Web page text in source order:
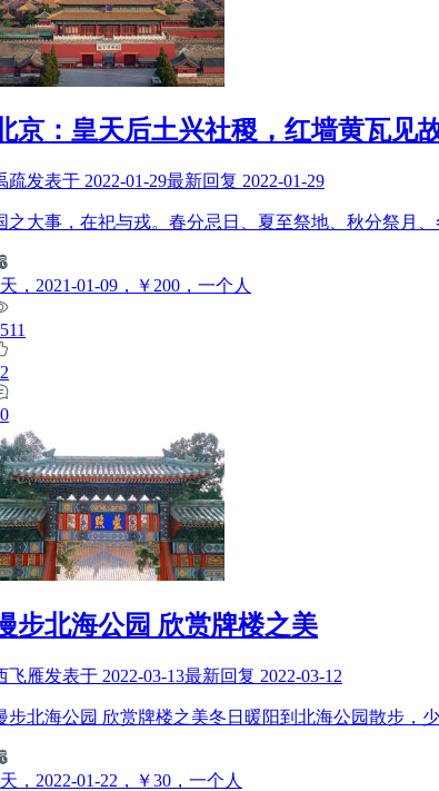
京：皇天后土兴社稷，红墙黄瓦见
疏发表于 2022-01-29最新回复 2022-01-29
之大事，在祀与戎。春分忌日、夏至祭地、秋分祭月
天 ，2021-01-09 ，￥200 ，一个人
步北海公园 欣赏牌楼之美
飞雁发表于 2022-03-13最新回复 2022-03-12
步北海公园 欣赏牌楼之美冬日暖阳到北海公园散步，
天 ，2022-01-22 ，￥30 ，一个人